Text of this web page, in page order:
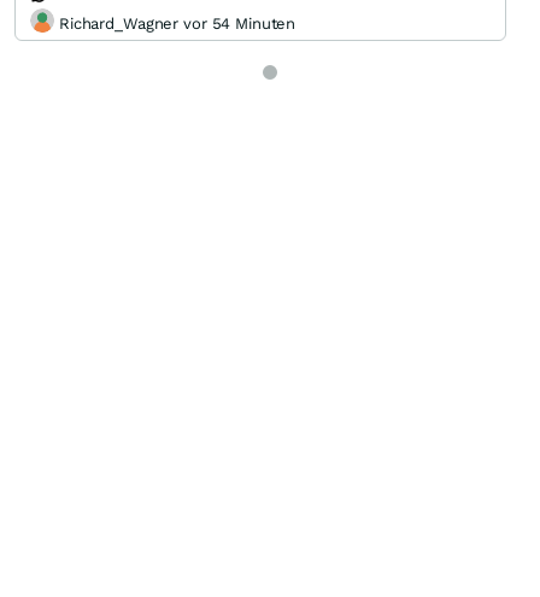
Richard_Wagner vor 54 Minuten